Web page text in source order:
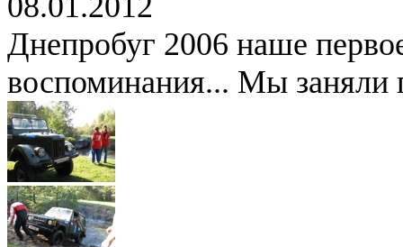
Днепробуг 2006 наше
воспоминания... Мы заняли